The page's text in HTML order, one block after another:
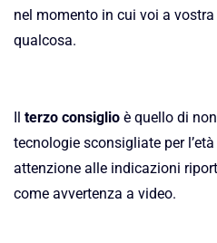
nel momento in cui voi a
qualcosa.
Il terzo consiglio è quello di
tecnologie sconsigliate per
attenzione alle indicazioni
come avvertenza a video.